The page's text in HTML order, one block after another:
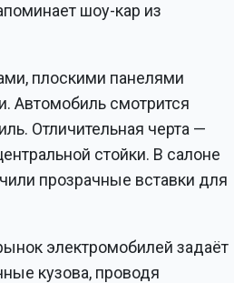
шоу-кар из
плоскими панелями
Автомобиль смотрится
Отличительная черта —
стойки. В салоне
прозрачные вставки для
электромобилей задаёт
кузова, проводя